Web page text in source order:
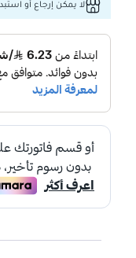
لا يمكن إرجاع أو